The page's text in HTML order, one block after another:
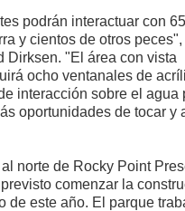
podrán interactuar con
y cientos de otros
Dirksen. "El área con vista
ocho ventanales de
interacción sobre el agua
oportunidades de tocar y
norte de Rocky Point
comenzar la
de este año. El parque